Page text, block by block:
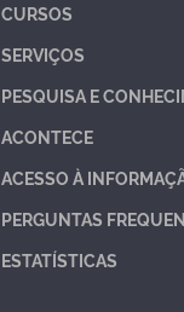
CURSOS
SERVIÇOS
PESQUISA E
ACONTECE
ACESSO À
PERGUNTAS
ESTATÍSTICAS